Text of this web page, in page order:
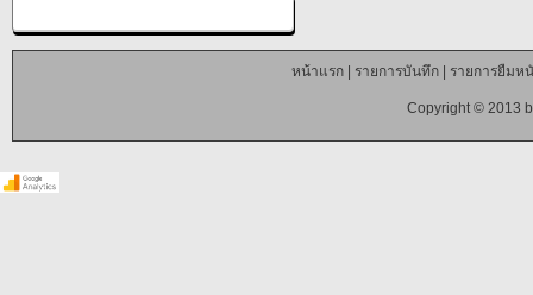
หน้าแรก| รายการบันทึก| รายการยืมห
Copyright © 2013